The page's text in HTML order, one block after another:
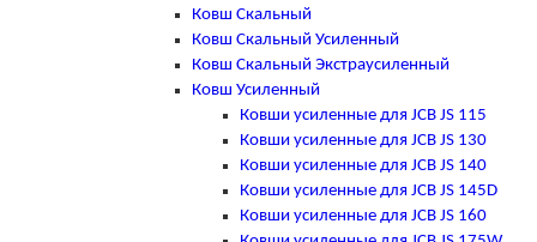
Ковш Скальный
Ковш Скальный Усиленный
Ковш Скальный Экстраусиленный
Ковш Усиленный
Ковши усиленные для JCB JS 115
Ковши усиленные для JCB JS 130
Ковши усиленные для JCB JS 140
Ковши усиленные для JCB JS 145D
Ковши усиленные для JCB JS 160